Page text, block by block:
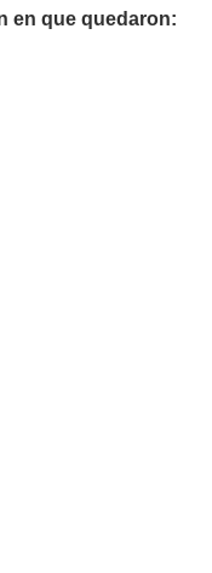
en que quedaron: